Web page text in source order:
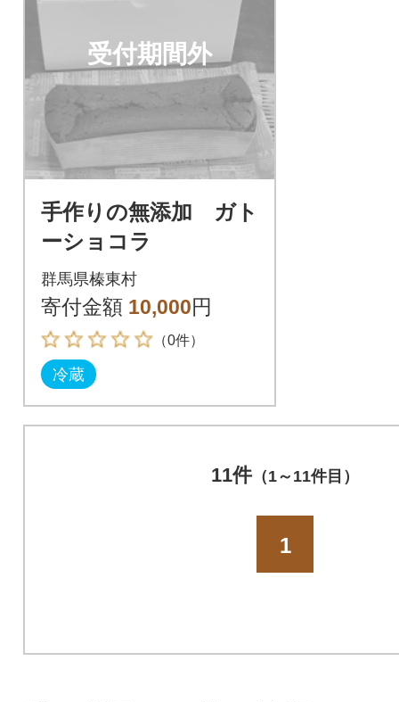
受付期間外
手作りの無添加 ガト
ーショコラ
群馬県榛東村
寄付金額 10,000円
（0件）
冷蔵
11件（1～11件目）
1